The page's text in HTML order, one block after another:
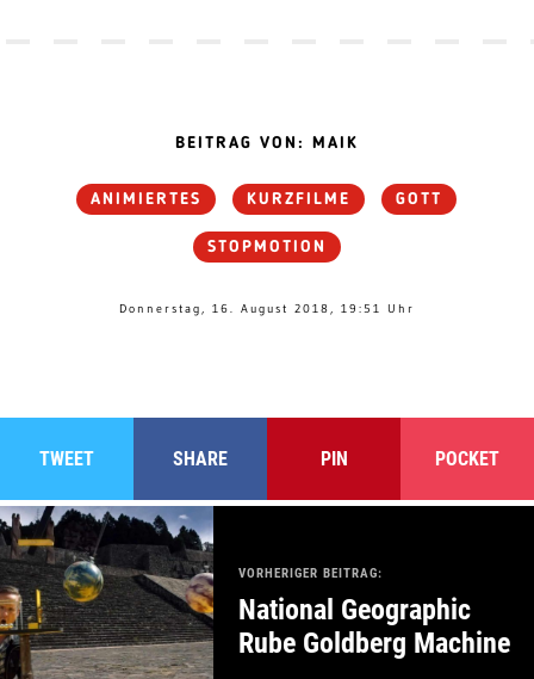
BEITRAG VON: MAIK
ANIMIERTES KURZFILME GOTT
STOPMOTION
Donnerstag, 16. August 2018, 19:51 Uhr
TWEET SHARE PIN POCKET
VORHERIGER BEITRAG:
National Geographic
Rube Goldberg Machine